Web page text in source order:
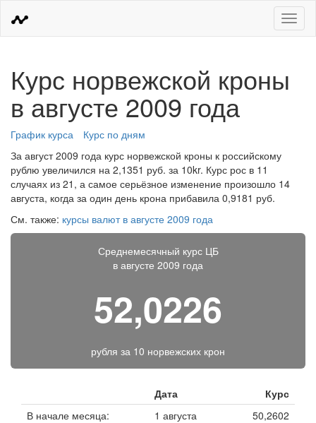
Меню
Курс норвежской кроны
в августе 2009 года
График курса
Курс по дням
За август 2009 года курс норвежской кроны к российскому
рублю увеличился на 2,1351 руб. за 10kr. Курс рос в 11
случаях из 21, а самое серьёзное изменение произошло 14
августа, когда за один день крона прибавила 0,9181 руб.
См. также: курсы валют в августе 2009 года
Среднемесячный курс ЦБ
в августе 2009 года
52,0226
рубля за 10 норвежских крон
Дата
Курс
В начале месяца:
1 августа
50,2602